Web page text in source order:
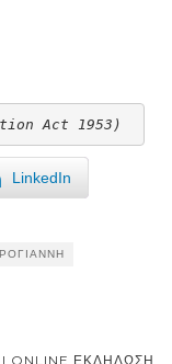
Act 1953)
LinkedIn
| ONLINE ΕΚΔΉΛΩΣΗ